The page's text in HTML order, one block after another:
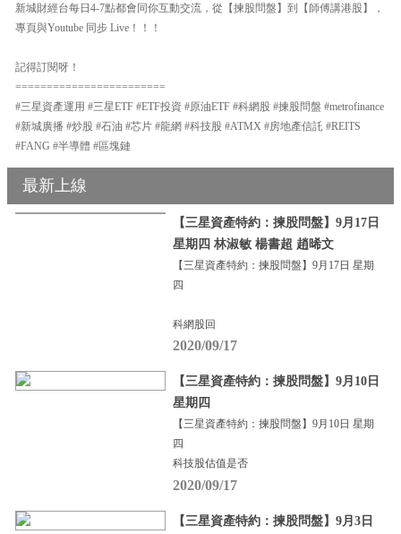
新城財經台每日4-7點都會同你互動交流，從【揀股問盤】到【師傅講港股】，
專頁與Youtube 同步 Live！！！
記得訂閱呀！
========================
#三星資產運用 #三星ETF #ETF投資 #原油ETF #科網股 #揀股問盤 #metrofinance
#新城廣播 #炒股 #石油 #芯片 #龍網 #科技股 #ATMX #房地產信託 #REITS
#FANG #半導體 #區塊鏈
最新上線
【三星資產特約：揀股問盤】9月17日
星期四 林淑敏 楊書超 趙晞文
【三星資產特約：揀股問盤】9月17日 星期
四
科網股回
2020/09/17
【三星資產特約：揀股問盤】9月10日
星期四
【三星資產特約：揀股問盤】9月10日 星期
四
科技股估值是否
2020/09/17
【三星資產特約：揀股問盤】9月3日